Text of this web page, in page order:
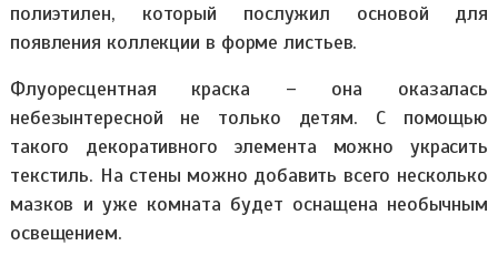
полиэтилен, который послужил основой для
появления коллекции в форме листьев.
Флуоресцентная краска – она оказалась
небезынтересной не только детям. С помощью
такого декоративного элемента можно украсить
текстиль. На стены можно добавить всего несколько
мазков и уже комната будет оснащена необычным
освещением.